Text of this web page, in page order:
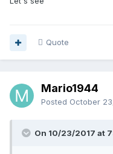
Quote
Mario1944
Posted October
On 10/23/2017 at